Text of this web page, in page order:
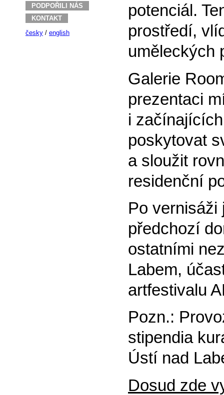
PODPOŘILI NÁS
KONTAKT
česky / english
potenciál.
prostředí,
uměleckých
Galerie
prezentaci
i
poskytovat
a sloužit
residenční
Po vernisáži
předchozí
ostatními
Labem,
artfestivalu
Pozn.:
stipendia
Ústí nad
Dosud zde